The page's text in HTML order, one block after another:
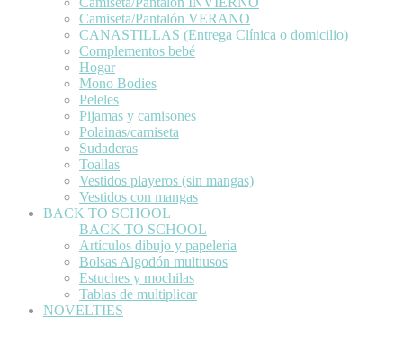
Camiseta/Pantalón VERANO
CANASTILLAS (Entrega Clínica o domicilio)
Complementos bebé
Hogar
Mono Bodies
Peleles
Pijamas y camisones
Polainas/camiseta
Sudaderas
Toallas
Vestidos playeros (sin mangas)
Vestidos con mangas
BACK TO SCHOOL
BACK TO SCHOOL
Artículos dibujo y papelería
Bolsas Algodón multiusos
Estuches y mochilas
Tablas de multiplicar
NOVELTIES